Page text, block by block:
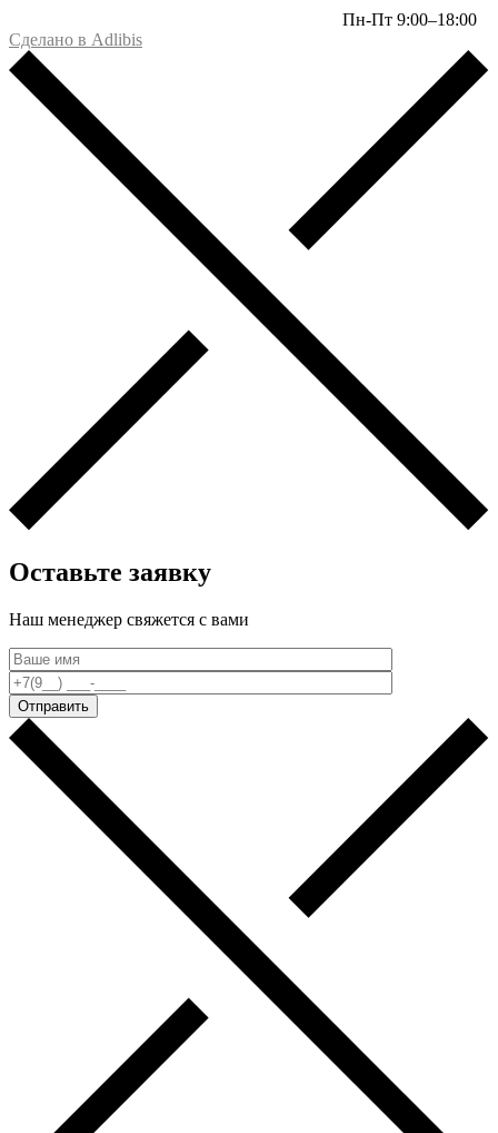
Пн-Пт 9:00–18:00
Сделано в Adlibis
Оставьте заявку
Наш менеджер свяжется c вами